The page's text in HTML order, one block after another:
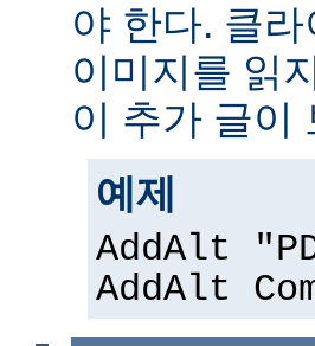
야 한다. 클
이미지를 읽
이 추가 글이
예제
AddAlt
AddAlt